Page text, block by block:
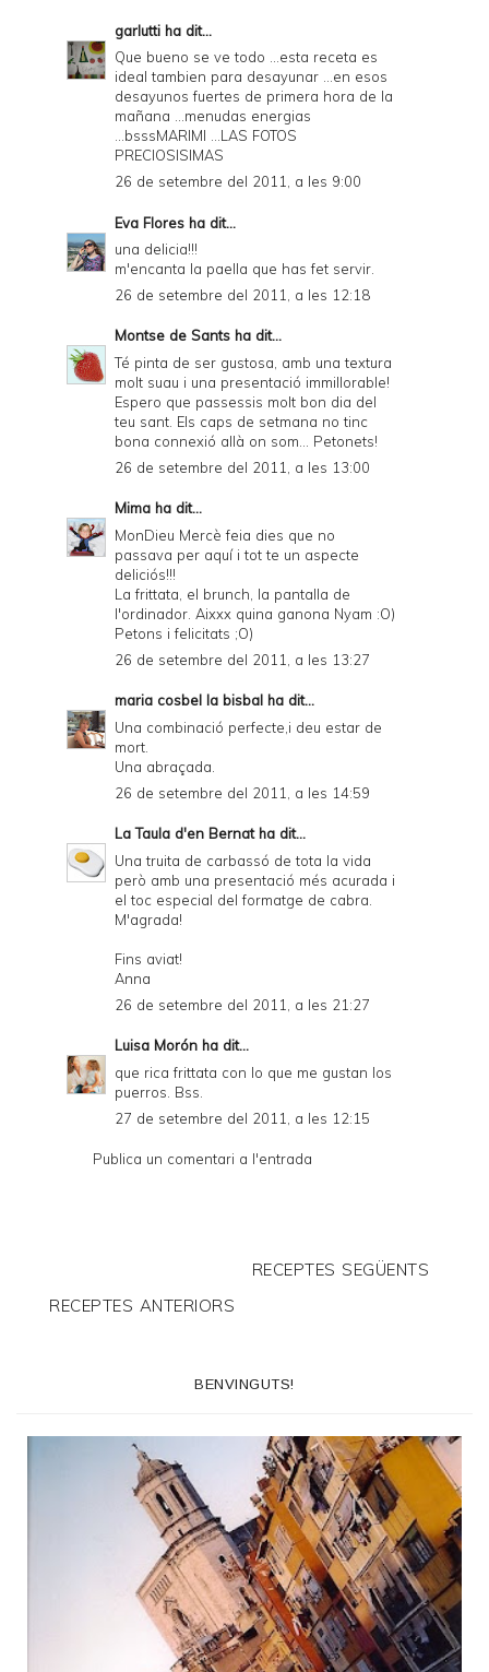
garlutti ha dit...
Que bueno se ve todo ...esta receta es
ideal tambien para desayunar ...en esos
desayunos fuertes de primera hora de la
mañana ...menudas energias
...bsssMARIMI ...LAS FOTOS
PRECIOSISIMAS
26 de setembre del 2011, a les 9:00
Eva Flores ha dit...
una delicia!!!
m'encanta la paella que has fet servir.
26 de setembre del 2011, a les 12:18
Montse de Sants ha dit...
Té pinta de ser gustosa, amb una textura
molt suau i una presentació immillorable!
Espero que passessis molt bon dia del
teu sant. Els caps de setmana no tinc
bona connexió allà on som... Petonets!
26 de setembre del 2011, a les 13:00
Mima ha dit...
MonDieu Mercè feia dies que no
passava per aquí i tot te un aspecte
deliciós!!!
La frittata, el brunch, la pantalla de
l'ordinador. Aixxx quina ganona Nyam :O)
Petons i felicitats ;O)
26 de setembre del 2011, a les 13:27
maria cosbel la bisbal ha dit...
Una combinació perfecte,i deu estar de
mort.
Una abraçada.
26 de setembre del 2011, a les 14:59
La Taula d'en Bernatha dit...
Una truita de carbassó de tota la vida
però amb una presentació més acurada i
el toc especial del formatge de cabra.
M'agrada!
Fins aviat!
Anna
26 de setembre del 2011, a les 21:27
Luisa Morón ha dit...
que rica frittata con lo que me gustan los
puerros. Bss.
27 de setembre del 2011, a les 12:15
Publica un comentari a l'entrada
RECEPTES SEGÜENTS
RECEPTES ANTERIORS
BENVINGUTS!